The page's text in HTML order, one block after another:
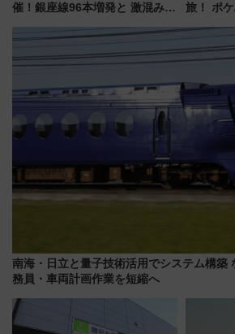
催！銀座線96本増発と 激混みの
アクセス攻略法、2万発の花火が
都心の夜に！
旅！ ポ
路の絶
（7月18
南海・日立と量子技術活用でシステム構築
務員・車両計画作業を短縮へ